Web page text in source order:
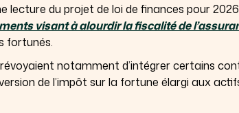
lecture du projet de loi de finances pour
visant à alourdir la fiscalité de
fortunés.
notamment d’intégrer certains
de l’impôt sur la fortune élargi aux